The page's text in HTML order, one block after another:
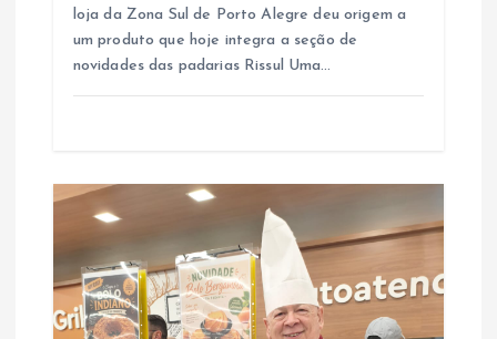
loja da Zona Sul de Porto Alegre deu origem a
um produto que hoje integra a seção de
novidades das padarias Rissul Uma…